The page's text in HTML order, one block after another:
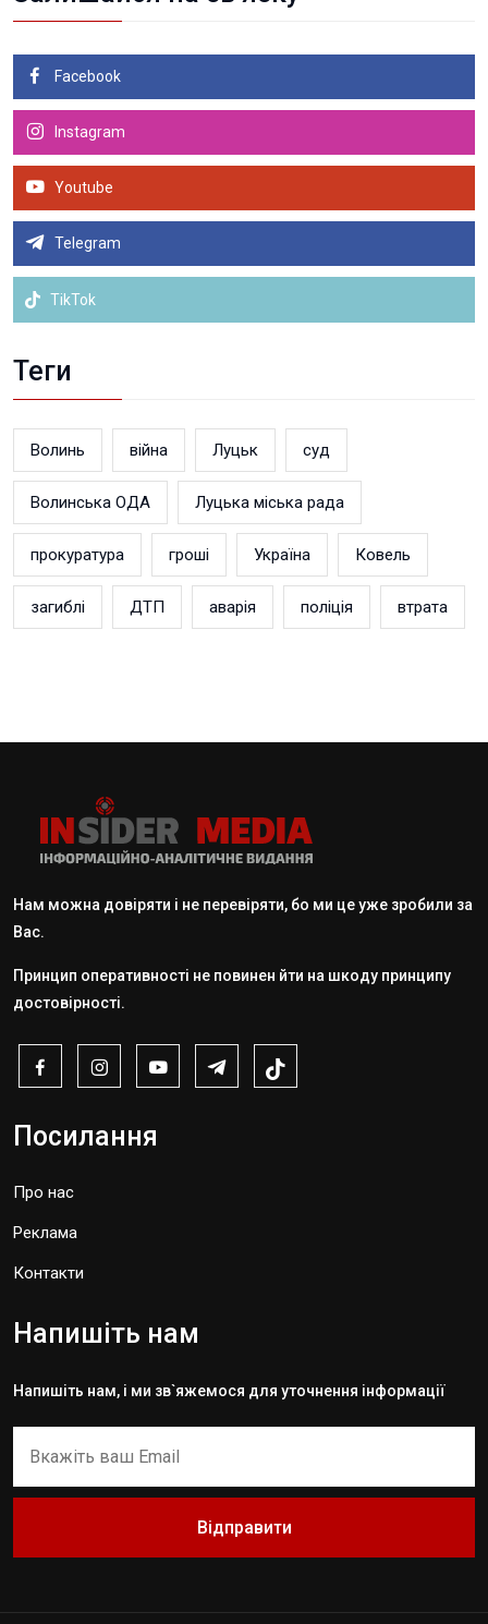
Facebook
Instagram
Youtube
Telegram
TikTok
Теги
Волинь війна Луцьк суд
Волинська ОДА Луцька міська рада
прокуратура гроші Україна Ковель
загиблі ДТП аварія поліція втрата
Нам можна довіряти і не перевіряти, бо ми це уже зробили за
Вас.
Принцип оперативності не повинен йти на шкоду принципу
достовірності.
Посилання
Про нас
Реклама
Контакти
Напишіть нам
Напишіть нам, і ми зв`яжемося для уточнення інформації
Відправити